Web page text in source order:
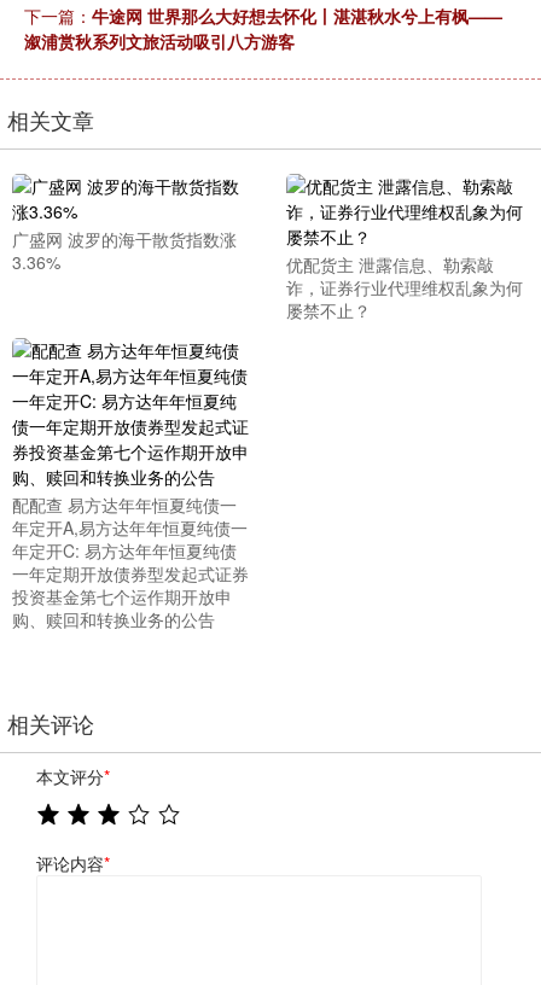
下一篇： 牛途网 世界那么大好想去怀化丨湛湛秋水兮上有枫——
溆浦赏秋系列文旅活动吸引八方游客
相关文章
广盛网 波罗的海干散货指数涨
3.36%
优配货主 泄露信息、勒索敲
诈，证券行业代理维权乱象为何
屡禁不止？
配配查 易方达年年恒夏纯债一
年定开A,易方达年年恒夏纯债一
年定开C: 易方达年年恒夏纯债
一年定期开放债券型发起式证券
投资基金第七个运作期开放申
购、赎回和转换业务的公告
相关评论
本文评分*
评论内容*